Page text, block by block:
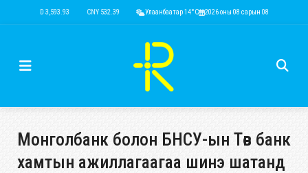
USD 3,593.93 CNY 532.39 RUB 44.15 EUR 4,149.01 KRW 2.52
Улаанбаатар 14°C 2026 оны 08 сарын 08
Монголбанк болон БНСУ-ын Төв банк
хамтын ажиллагаагаа шинэ шатанд